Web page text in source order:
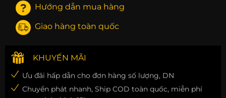
Hướng dẫn mua hàng
Giao hàng toàn quốc
KHUYẾN MÃI
Ưu đãi hấp dẫn cho đơn hàng số lượng, DN
Chuyển phát nhanh, Ship COD toàn quốc, miễn phí